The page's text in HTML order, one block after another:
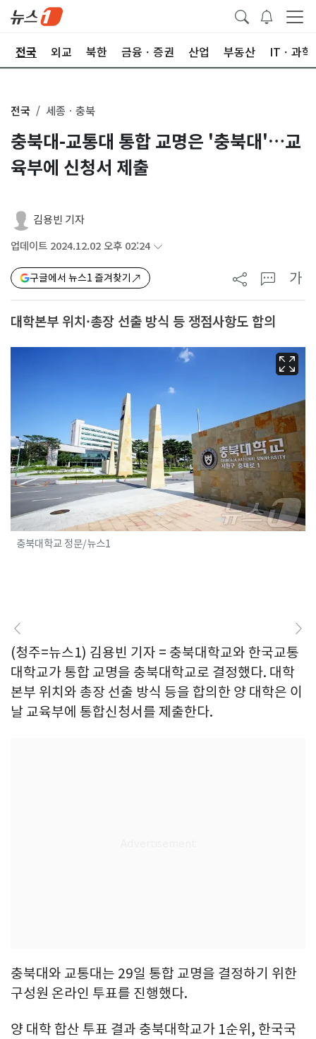
전국 외교 북한 금융ㆍ증권 산업 부동산 ITㆍ과학
전국 세종ㆍ충북
충북대-교통대 통합 교명은 '충북대'…교
육부에 신청서 제출
김용빈 기자
업데이트 2024.12.02 오후 02:24
구글에서 뉴스1 즐겨찾기 가
대학본부 위치·총장 선출 방식 등 쟁점사항도 합의
충북대학교 정문/뉴스1
(청주=뉴스1) 김용빈 기자 = 충북대학교와 한국교통
대학교가 통합 교명을 충북대학교로 결정했다. 대학
본부 위치와 총장 선출 방식 등을 합의한 양 대학은 이
날 교육부에 통합신청서를 제출한다.
충북대와 교통대는 29일 통합 교명을 결정하기 위한
구성원 온라인 투표를 진행했다.
양 대학 합산 투표 결과 충북대학교가 1순위, 한국국